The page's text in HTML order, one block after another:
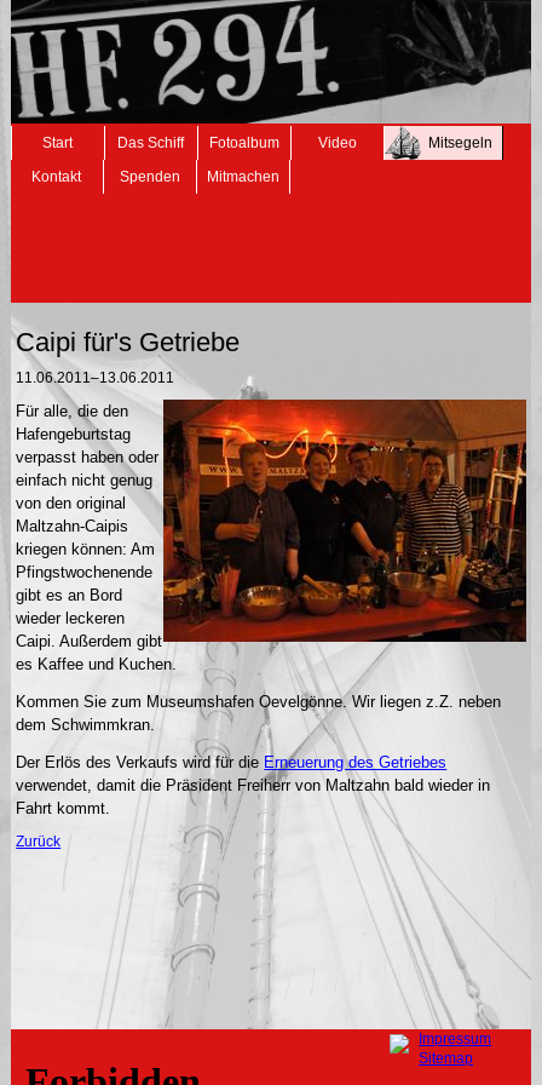
Navigation
überspringen
Start Das Schiff Fotoalbum Video
Mitsegeln
Kontakt
Spenden Mitmachen
Caipi für's Getriebe
11.06.2011–13.06.2011
Für alle, die den
Hafengeburtstag
verpasst haben oder
einfach nicht genug
von den original
Maltzahn-Caipis
kriegen können: Am
Pfingstwochenende
gibt es an Bord
wieder leckeren
Caipi. Außerdem gibt
es Kaffee und Kuchen.
Kommen Sie zum Museumshafen Oevelgönne. Wir liegen z.Z. neben
dem Schwimmkran.
Der Erlös des Verkaufs wird für die Erneuerung des Getriebes
verwendet, damit die Präsident Freiherr von Maltzahn bald wieder in
Fahrt kommt.
Zurück
Navigation
überspringen
Impressum
Sitemap